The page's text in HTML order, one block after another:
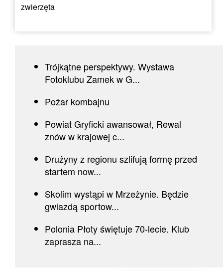
zwierzęta
Trójkątne perspektywy. Wystawa
Fotoklubu Zamek w G...
Pożar kombajnu
Powiat Gryficki awansował, Rewal
znów w krajowej c...
Drużyny z regionu szlifują formę przed
startem now...
Skolim wystąpi w Mrzeżynie. Będzie
gwiazdą sportow...
Polonia Płoty świętuje 70-lecie. Klub
zaprasza na...